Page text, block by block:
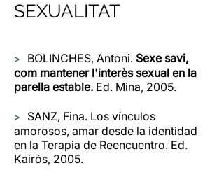
SEXUALITAT
> BOLINCHES, Antoni. Sexe savi,
com mantener l'interès sexual en la
parella estable. Ed. Mina, 2005.
> SANZ, Fina. Los vínculos
amorosos, amar desde la identidad
en la Terapia de Reencuentro. Ed.
Kairós, 2005.